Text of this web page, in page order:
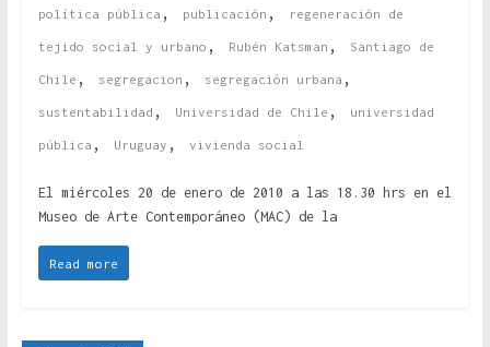
política pública , publicación , regeneración de
tejido social y urbano , Rubén Katsman , Santiago de
Chile , segregacion , segregación urbana ,
sustentabilidad , Universidad de Chile , universidad
pública , Uruguay , vivienda social
El miércoles 20 de enero de 2010 a las 18.30 hrs en el
Museo de Arte Contemporáneo (MAC) de la
Read more